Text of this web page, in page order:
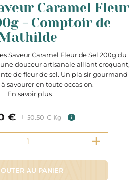
Caramel Fleur
- Comptoir de
Saveur Caramel Fleur de Sel 200g du
douceur artisanale alliant croquant,
de fleur de sel. Un plaisir gourmand
savourer en toute occasion.
En savoir plus
€ 50,50 € Kg i
AU PANIER